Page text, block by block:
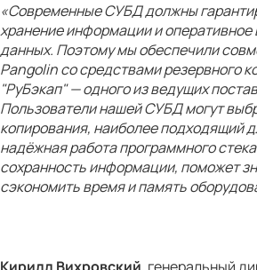
«Современные СУБД должны
хранение информации и оперативное
данных. Поэтому мы обеспечили
Pangolin со средствами резервного
"РуБэкап" — одного из ведущих
Пользователи нашей СУБД могут
копирования, наиболее подходящий
надёжная работа программного
сохранность информации, поможет
сэкономить время и память